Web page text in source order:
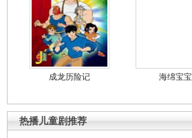
成龙历险记 海绵宝宝
热播儿童剧推荐